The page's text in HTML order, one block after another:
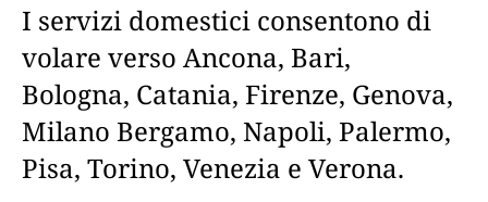
I servizi domestici consentono di
volare verso Ancona, Bari,
Bologna, Catania, Firenze, Genova,
Milano Bergamo, Napoli, Palermo,
Pisa, Torino, Venezia e Verona.